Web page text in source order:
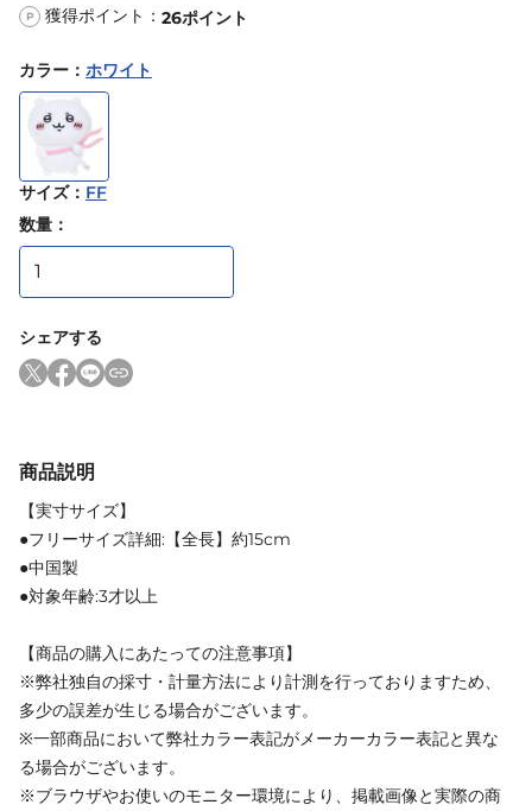
P 獲得ポイント： 26ポイント
カラー ： ホワイト
サイズ： FF
数量：
シェアする
商品説明
【実寸サイズ】
●フリーサイズ詳細:【全長】約15cm
●中国製
●対象年齢:3才以上
【商品の購入にあたっての注意事項】
※弊社独自の採寸・計量方法により計測を行っておりますため、
多少の誤差が生じる場合がございます。
※一部商品において弊社カラー表記がメーカーカラー表記と異な
る場合がございます。
※ブラウザやお使いのモニター環境により、掲載画像と実際の商